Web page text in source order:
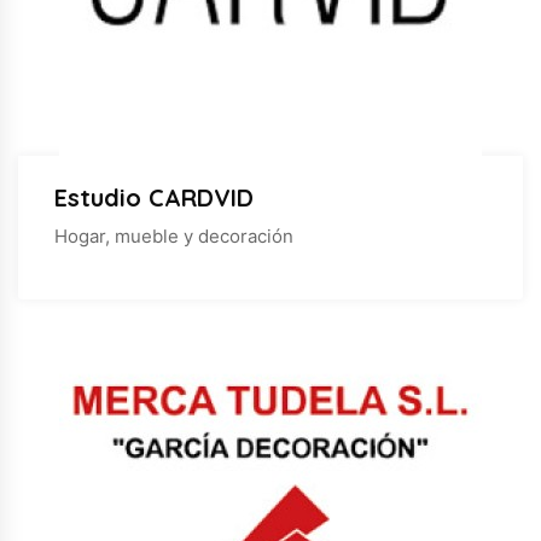
Estudio CARDVID
Hogar, mueble y decoración